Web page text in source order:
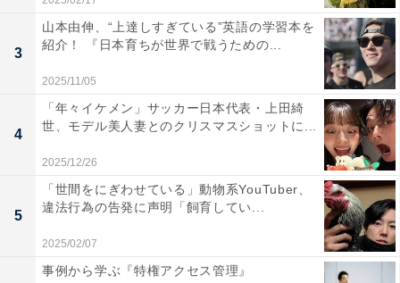
3
山本由伸、“上達しすぎている”英語の学習本を
紹介！ 『日本育ちが世界で戦うための...
2025/11/05
4
「年々イケメン」サッカー日本代表・上田綺
世、モデル美人妻とのクリスマスショットに...
2025/12/26
5
「世間をにぎわせている」動物系YouTuber、
違法行為の告発に声明「飼育してい...
2025/02/07
事例から学ぶ『特権アクセス管理』